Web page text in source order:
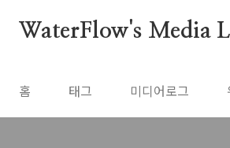
WaterFlow's Media
홈 태그 미디어로그